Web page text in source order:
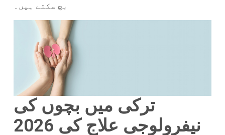
بچ سکتے ہیں۔
ترکی میں بچوں کی
نیفرولوجی علاج کی 2026